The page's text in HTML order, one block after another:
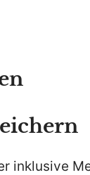
inklusive